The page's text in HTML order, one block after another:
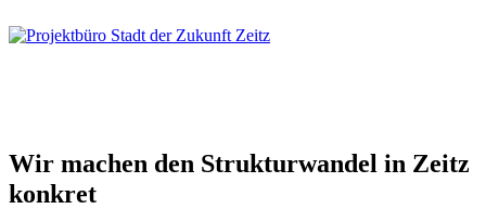
Wir machen den Strukturwandel in Zeitz
konkret